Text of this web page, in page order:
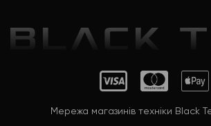
Мережа магазинів техніки Black